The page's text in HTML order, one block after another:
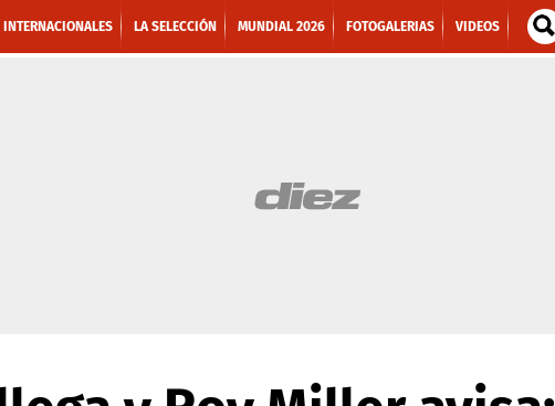
INTERNACIONALES LA SELECCIÓN MUNDIAL 2026 FOTOGALERIAS VIDEOS